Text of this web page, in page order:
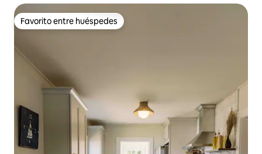
Favorito entre huéspedes
Favorito entre huéspedes